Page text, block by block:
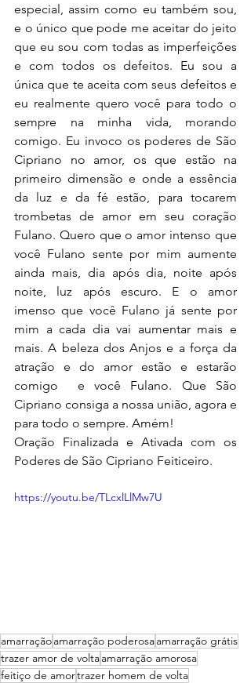
especial, assim como eu também sou,
e o único que pode me aceitar do jeito
que eu sou com todas as imperfeições
e com todos os defeitos. Eu sou a
única que te aceita com seus defeitos e
eu realmente quero você para todo o
sempre na minha vida, morando
comigo. Eu invoco os poderes de São
Cipriano no amor, os que estão na
primeiro dimensão e onde a essência
da luz e da fé estão, para tocarem
trombetas de amor em seu coração
Fulano. Quero que o amor intenso que
você Fulano sente por mim aumente
ainda mais, dia após dia, noite após
noite, luz após escuro. E o amor
imenso que você Fulano já sente por
mim a cada dia vai aumentar mais e
mais. A beleza dos Anjos e a força da
atração e do amor estão e estarão
comigo  e você Fulano. Que São
Cipriano consiga a nossa união, agora e
para todo o sempre. Amém!
Oração Finalizada e Ativada com os
Poderes de São Cipriano Feiticeiro.
https://youtu.be/TLcxlLlMw7U
amarraçãoamarração poderosaamarração grátis
trazer amor de voltaamarração amorosa
feitiço de amortrazer homem de volta